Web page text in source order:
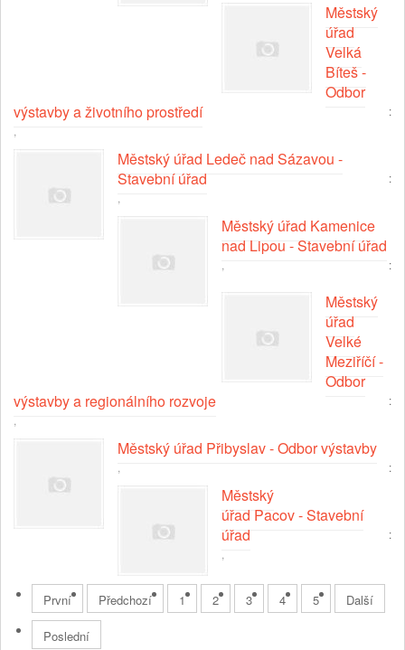
Městský
úřad
Velká
Bíteš -
Odbor
výstavby a životního prostředí
:
Městský úřad Ledeč nad Sázavou -
Stavební úřad
:
Městský úřad Kamenice
nad Lipou - Stavební úřad
:
Městský
úřad
Velké
Meziříčí -
Odbor
výstavby a regionálního rozvoje
:
Městský úřad Přibyslav - Odbor výstavby
:
Městský
úřad Pacov - Stavební
úřad
:
První Předchozí 1 2 3 4 5 Další
Poslední